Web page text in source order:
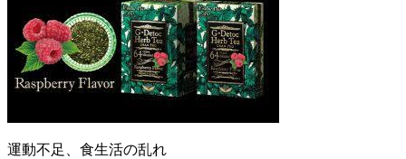
運動不足、食生活の乱れ